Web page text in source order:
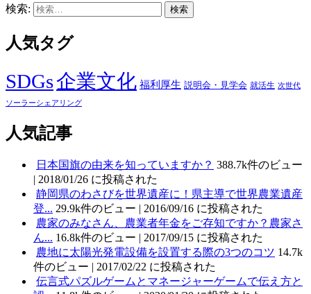
検索:
人気タグ
SDGs企業文化 福利厚生 説明会・見学会 就活生 次世代
ソーラーシェアリング
人気記事
日本国旗の由来を知っていますか？ 388.7k件のビュー
| 2018/01/26 に投稿された
静岡県のわさびを世界遺産に！県主導で世界農業遺産
登... 29.9k件のビュー | 2016/09/16 に投稿された
農家のみなさん、農業者年金をご存知ですか？農家さ
ん... 16.8k件のビュー | 2017/09/15 に投稿された
農地に太陽光発電設備を設置する際の3つのコツ 14.7k
件のビュー | 2017/02/22 に投稿された
伝言式パズルゲームとマネージャーゲームで伝え方と